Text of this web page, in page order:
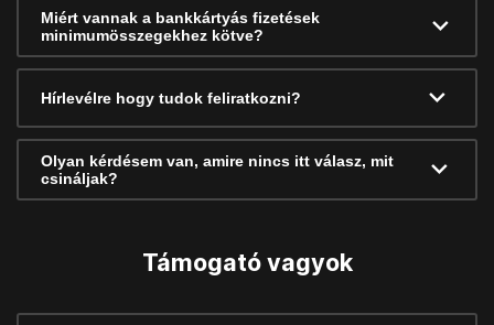
Miért vannak a bankkártyás fizetések
minimumösszegekhez kötve?
Hírlevélre hogy tudok feliratkozni?
Olyan kérdésem van, amire nincs itt válasz, mit
csináljak?
Támogató vagyok